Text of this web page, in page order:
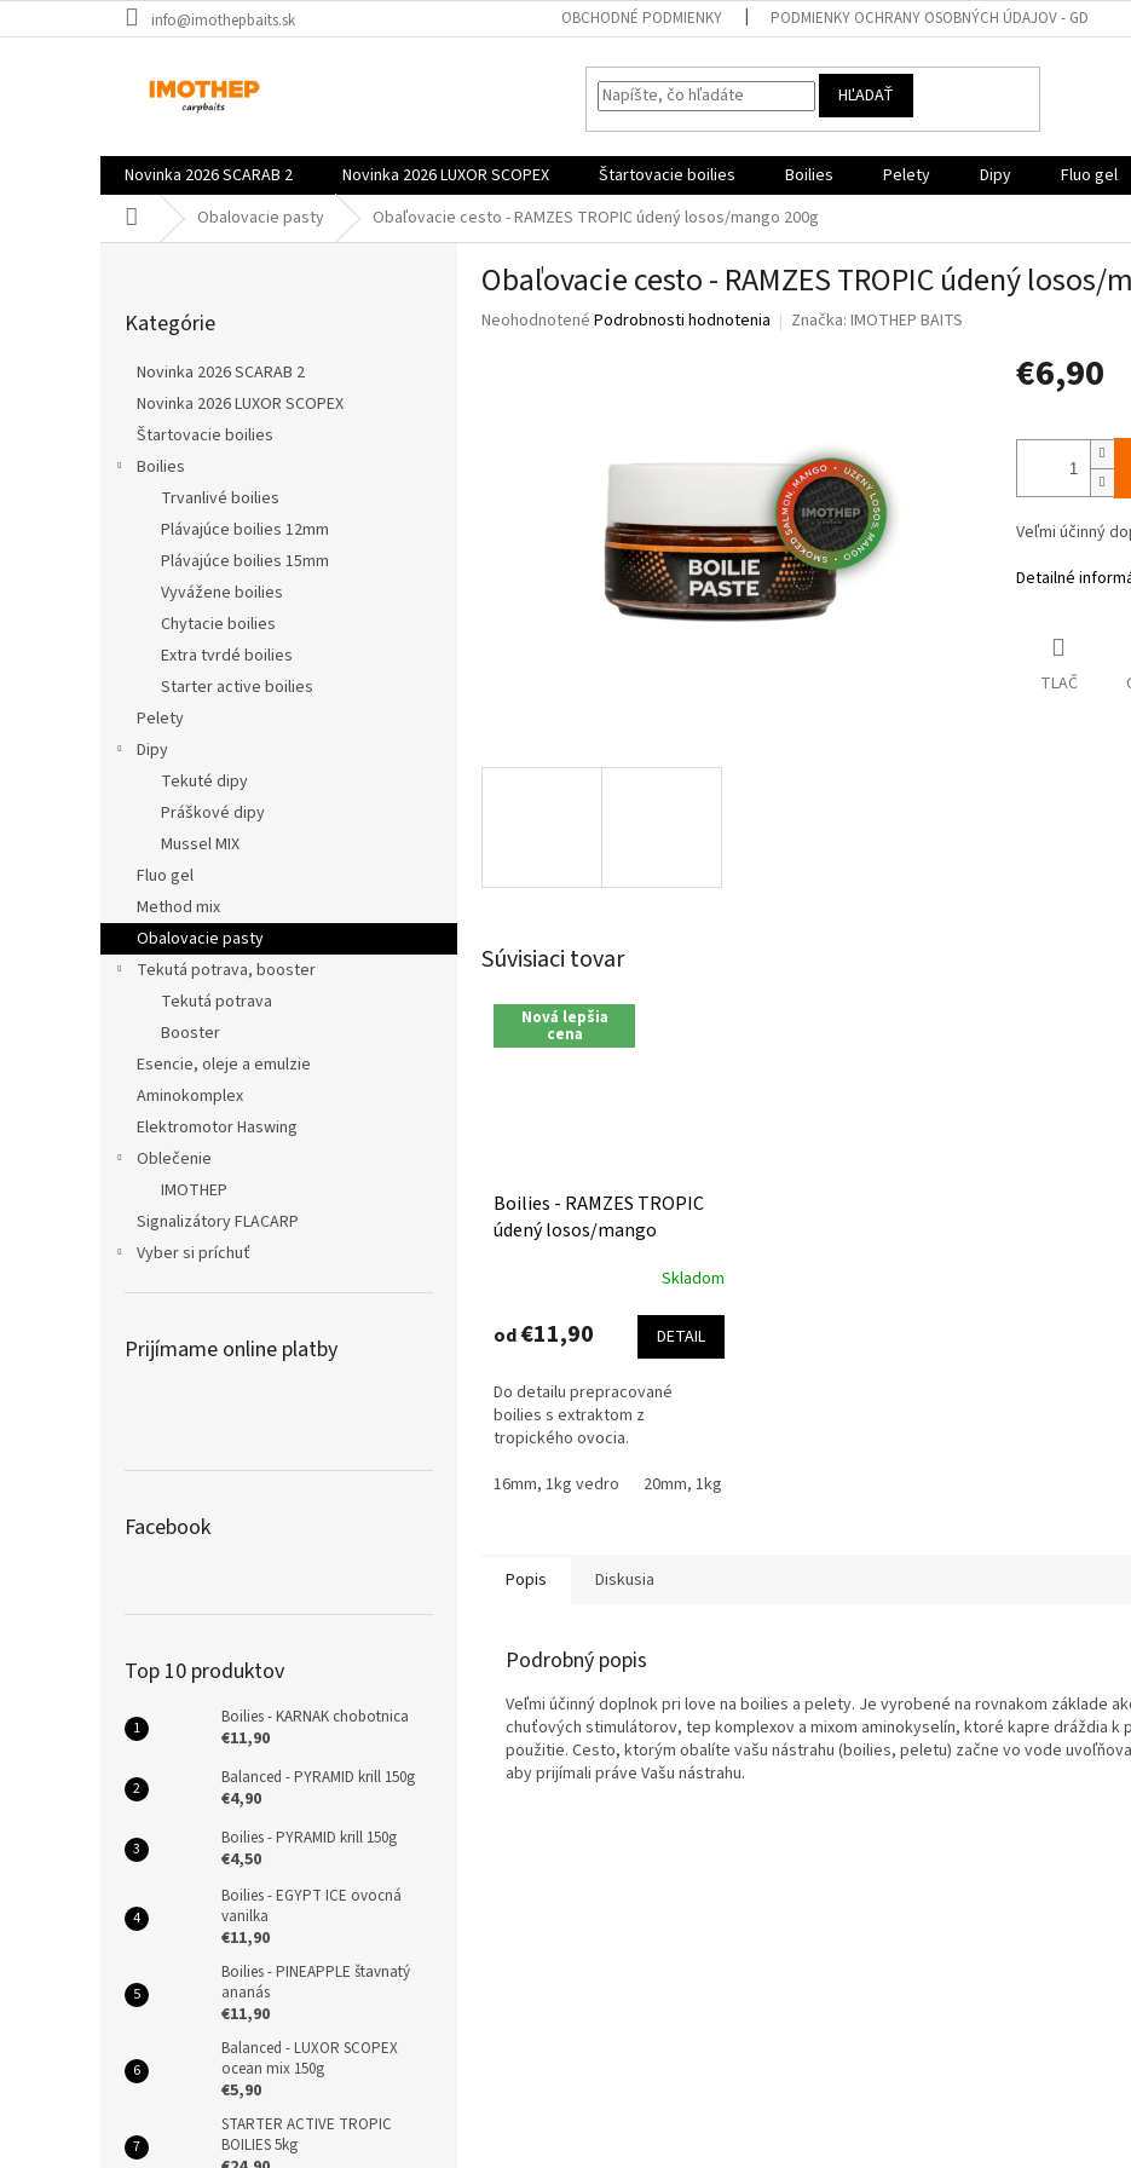
na
info@imothepbaits.sk OBCHODNÉ PODMIENKY PODMIENKY OCHRANY OSOBNÝCH ÚDAJOV - GDPR
HĽADAŤ
Novinka 2026 SCARAB 2 Novinka 2026 LUXOR SCOPEX Štartovacie boilies Boilies Pelety Dipy Fluo gel
Domov Obalovacie pasty Obaľovacie cesto - RAMZES TROPIC údený losos/mango 200g
kategórie
Kategórie
Novinka 2026 SCARAB 2
Novinka 2026 LUXOR SCOPEX
Štartovacie boilies
Boilies
Trvanlivé boilies
Plávajúce boilies 12mm
Plávajúce boilies 15mm
Vyvážene boilies
Chytacie boilies
Extra tvrdé boilies
Starter active boilies
Pelety
Dipy
Tekuté dipy
Práškové dipy
Mussel MIX
Fluo gel
Method mix
Obalovacie pasty
Tekutá potrava, booster
Tekutá potrava
Booster
Esencie, oleje a emulzie
Aminokomplex
Elektromotor Haswing
Oblečenie
IMOTHEP
Signalizátory FLACARP
Vyber si príchuť
Prijímame online platby
Facebook
Top 10 produktov
Boilies - KARNAK chobotnica
€11,90
Balanced - PYRAMID krill 150g
€4,90
Boilies - PYRAMID krill 150g
€4,50
Boilies - EGYPT ICE ovocná
vanilka
€11,90
Boilies - PINEAPPLE štavnatý
ananás
€11,90
Balanced - LUXOR SCOPEX
ocean mix 150g
€5,90
STARTER ACTIVE TROPIC
BOILIES 5kg
Obaľovacie cesto - RAMZES TROPIC údený losos/
Priemerné
Neohodnotené Podrobnosti hodnotenia Značka: IMOTHEP BAITS
€6,90
cena:
Veľmi účinný
Detailné
TLAČ
Súvisiaci tovar
Nová lepšia
cena
Boilies - RAMZES TROPIC
údený losos/mango
produktu
z
5
hviezdičiek.
Skladom
od€11,90 DETAIL
Do detailu prepracované
boilies s extraktom z
tropického ovocia.
16mm, 1kg vedro
20mm, 1kg vedro
Popis Diskusia
Podrobný popis
Veľmi účinný doplnok pri love na boilies a pelety. Je vyrobené na rovnakom základe
chuťových stimulátorov, tep komplexov a mixom aminokyselín, ktoré kapre dráždia k
použitie. Cesto, ktorým obalíte vašu nástrahu (boilies, peletu) začne vo vode
aby prijímali práve Vašu nástrahu.